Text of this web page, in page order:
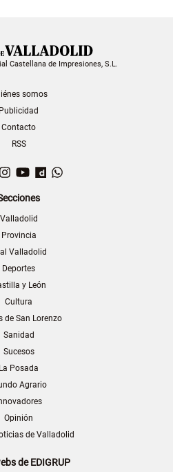
Castellana de Impresiones, S.L.
somos
Publicidad
Contacto
RSS
TwitterInstagram
YouTubeDailymotion
Valladolid
Provincia
Valladolid
Deportes
y León
Cultura
de San Lorenzo
Sanidad
Sucesos
La Posada
Agrario
Opinión
de Valladolid
de EDIGRUP